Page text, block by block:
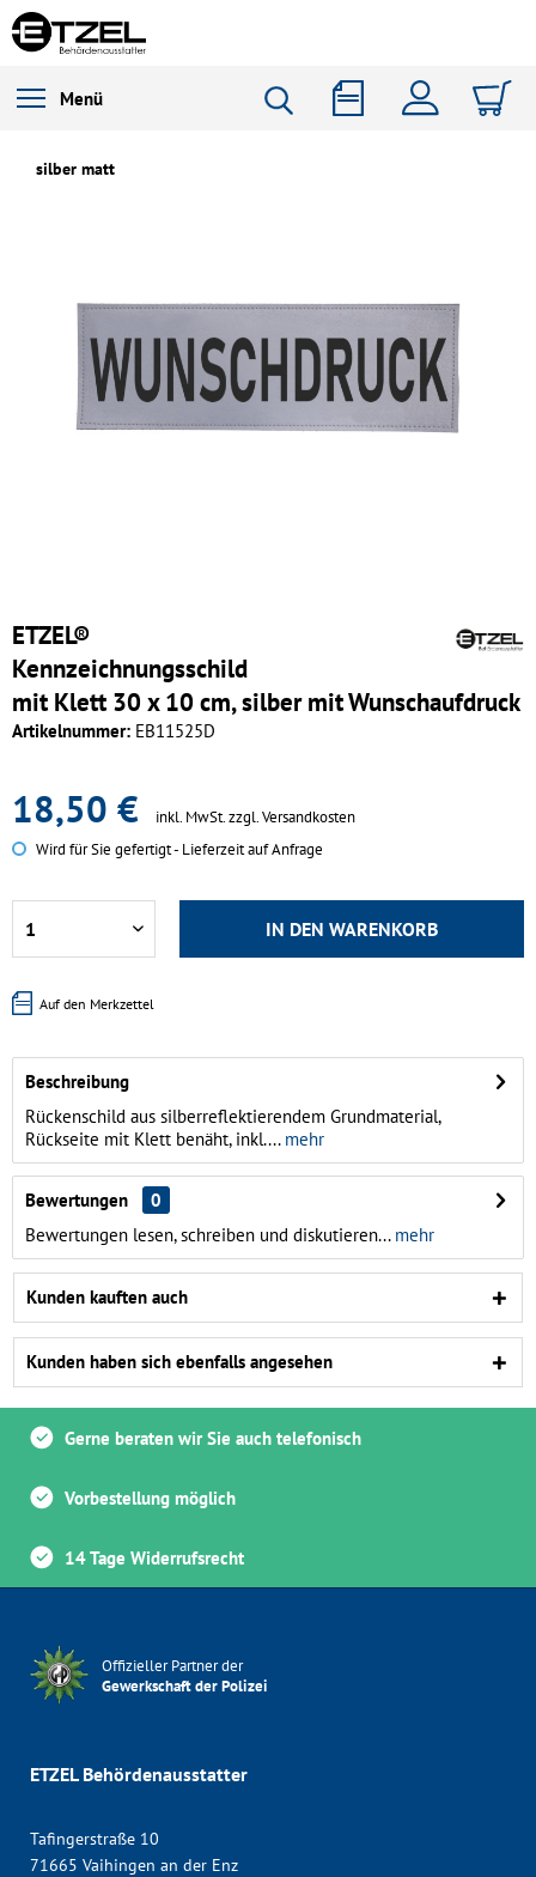
Menü
silber matt
ETZEL®
Kennzeichnungsschild
mit Klett 30 x 10 cm, silber mit Wunschaufdruck
Artikelnummer: EB11525D
18,50 € inkl. MwSt.zzgl. Versandkosten
Wird für Sie gefertigt - Lieferzeit auf Anfrage
IN DEN WARENKORB
Auf den Merkzettel
Beschreibung
Rückenschild aus silberreflektierendem Grundmaterial,
Rückseite mit Klett benäht, inkl....mehr
Bewertungen
0
Bewertungen lesen, schreiben und diskutieren...mehr
Kunden kauften auch
Kunden haben sich ebenfalls angesehen
Gerne beraten wir Sie auch telefonisch
Vorbestellung möglich
14 Tage Widerrufsrecht
Offizieller Partner der
Gewerkschaft der Polizei
ETZEL Behördenausstatter
Tafingerstraße 10
71665 Vaihingen an der Enz